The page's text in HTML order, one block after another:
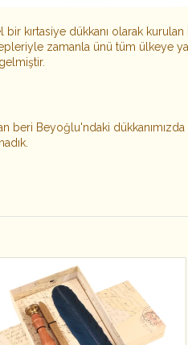
bir kırtasiye dükkanı olarak
zamanla ünü tüm ülkeye
beri Beyoğlu'ndaki